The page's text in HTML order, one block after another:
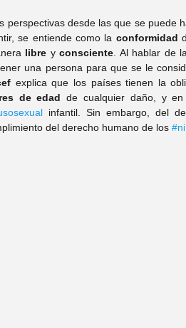
Psic. Esther Solis Psic. Valeria
Psic. Marco Zapata Psic.
perspectivas desde las que se puede
se entiende como la conformidad
libre y consciente . Al hablar de
una persona para que se le
explica que los países tienen la
de edad de cualquier daño, y en
infantil. Sin embargo, del
del derecho humano de los